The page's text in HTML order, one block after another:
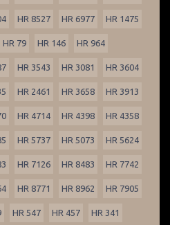
HR 8527 HR 6977 HR 1475
HR 79 HR 146 HR 964
HR 3543 HR 3081 HR 3604
HR 2461 HR 3658 HR 3913
HR 4714 HR 4398 HR 4358
HR 5737 HR 5073 HR 5624
HR 7126 HR 8483 HR 7742
HR 8771 HR 8962 HR 7905
HR 547 HR 457 HR 341